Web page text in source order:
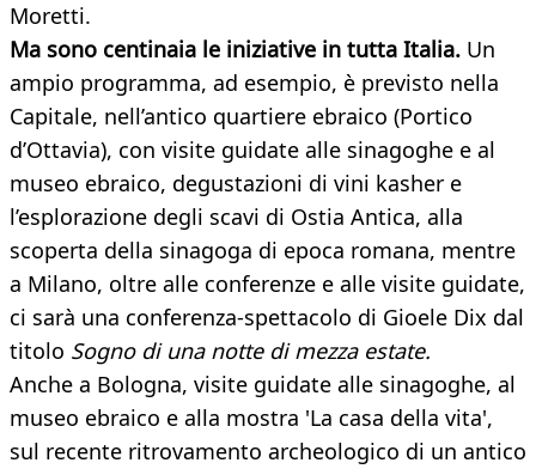
Moretti.
Ma sono centinaia le iniziative in tutta Italia. Un
ampio programma, ad esempio, è previsto nella
Capitale, nell’antico quartiere ebraico (Portico
d’Ottavia), con visite guidate alle sinagoghe e al
museo ebraico, degustazioni di vini kasher e
l’esplorazione degli scavi di Ostia Antica, alla
scoperta della sinagoga di epoca romana, mentre
a Milano, oltre alle conferenze e alle visite guidate,
ci sarà una conferenza-spettacolo di Gioele Dix dal
titolo Sogno di una notte di mezza estate.
Anche a Bologna, visite guidate alle sinagoghe, al
museo ebraico e alla mostra 'La casa della vita',
sul recente ritrovamento archeologico di un antico